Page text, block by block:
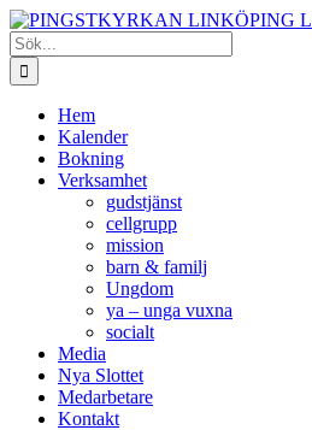
Fortsätt
till
innehållet
Sök
efter:
Hem
Kalender
Bokning
Verksamhet
gudstjänst
cellgrupp
mission
barn & familj
Ungdom
ya – unga vuxna
socialt
Media
Nya Slottet
Medarbetare
Kontakt